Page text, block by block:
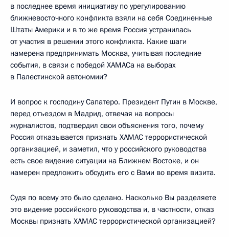
в последнее время инициативу по урегулированию
ближневосточного конфликта взяли на себя Соединенные
Штаты Америки и в то же время Россия устранилась
от участия в решении этого конфликта. Какие шаги
намерена предпринимать Москва, учитывая последние
события, в связи с победой ХАМАСа на выборах
в Палестинской автономии?
И вопрос к господину Сапатеро. Президент Путин в Москве,
перед отъездом в Мадрид, отвечая на вопросы
журналистов, подтвердил свои объяснения того, почему
Россия отказывается признать ХАМАС террористической
организацией, и заметил, что у российского руководства
есть свое видение ситуации на Ближнем Востоке, и он
намерен предложить обсудить его с Вами во время визита.
Судя по всему это было сделано. Насколько Вы разделяете
это видение российского руководства и, в частности, отказ
Москвы признать ХАМАС террористической организацией?